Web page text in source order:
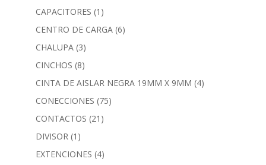
CAPACITORES (1)
CENTRO DE CARGA (6)
CHALUPA (3)
CINCHOS (8)
CINTA DE AISLAR NEGRA 19MM X 9MM (4)
CONECCIONES (75)
CONTACTOS (21)
DIVISOR (1)
EXTENCIONES (4)